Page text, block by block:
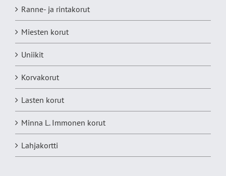
Ranne- ja rintakorut
Miesten korut
Uniikit
Korvakorut
Lasten korut
Minna L. Immonen korut
Lahjakortti